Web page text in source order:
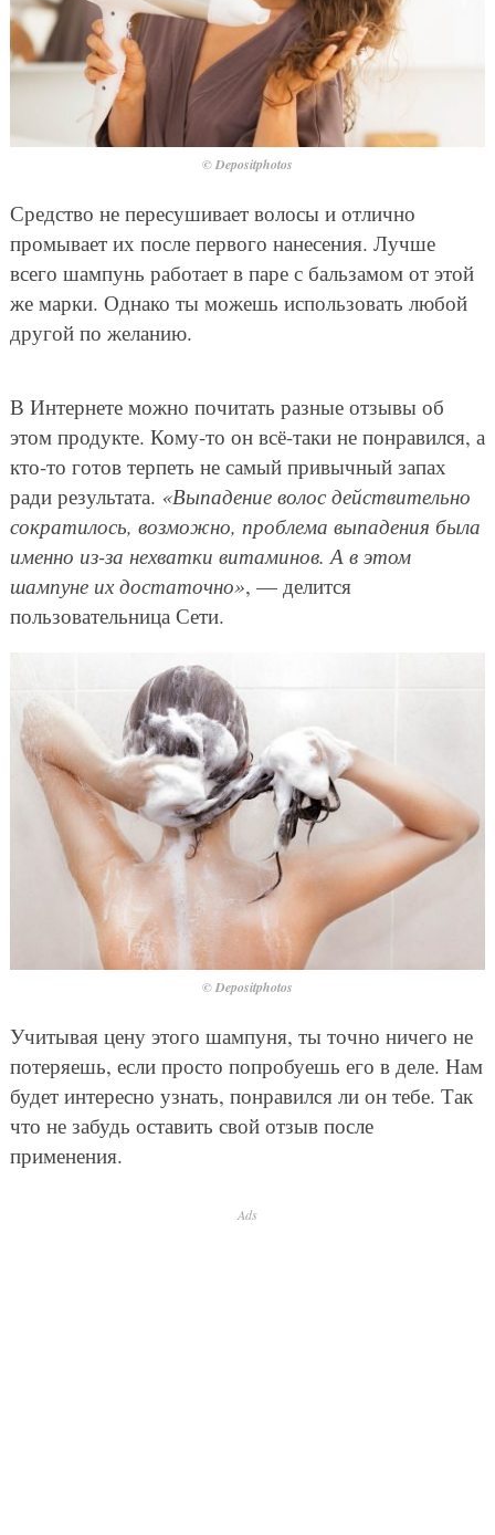
© Depositphotos
Средство не пересушивает волосы и отлично
промывает их после первого нанесения. Лучше
всего шампунь работает в паре с бальзамом от этой
же марки. Однако ты можешь использовать любой
другой по желанию.
В Интернете можно почитать разные отзывы об
этом продукте. Кому-то он всё-таки не понравился, а
кто-то готов терпеть не самый привычный запах
ради результата. «Выпадение волос действительно
сократилось, возможно, проблема выпадения была
именно из-за нехватки витаминов. А в этом
шампуне их достаточно», — делится
пользовательница Сети.
© Depositphotos
Учитывая цену этого шампуня, ты точно ничего не
потеряешь, если просто попробуешь его в деле. Нам
будет интересно узнать, понравился ли он тебе. Так
что не забудь оставить свой отзыв после
применения.
Ads